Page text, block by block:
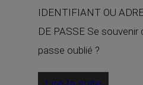
IDENTIFIANT OU
DE PASSE Se
passe oublié ?